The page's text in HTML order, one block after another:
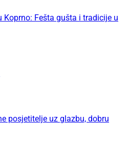
Koprno: Fešta gušta i tradicije u
posjetitelje uz glazbu, dobru